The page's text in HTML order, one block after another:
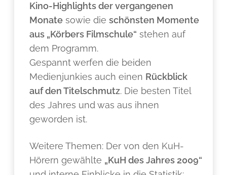
Kino-Highlights der vergangenen
Monate sowie dieschönsten Momente
aus „Körbers Filmschule“ stehen auf
dem Programm.
Gespannt werfen die beiden
Medienjunkies auch einen Rückblick
auf den Titelschmutz. Die besten Titel
des Jahres und was aus ihnen
geworden ist.
Weitere Themen: Der von den KuH-
Hörern gewählte „KuH des Jahres 2009“